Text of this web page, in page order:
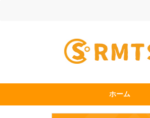
ホーム